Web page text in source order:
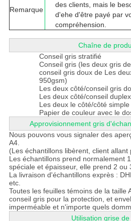
Remarque
des clients, mais le
d'ehe d'être payé par
compréhension.
Chaîne de
Conseil gris stratifié
Conseil gris (les deux gris
conseil gris doux de Les
950gsm)
Les deux côté/conseil gris
Les deux côté/conseil
Les deux le côté/côté
Papier de couleur avec le
Approvisionnement gris
Nous pouvons vous signaler des
A4.
(Les échantillons libèrent, client
Les échantillons prend normalement
spéciale et épaisseur, elle prend 2 ou
La livraison d'échantillons exprès :
etc.
Toutes les feuilles témoins de la taille
conseil gris pour la protection, et
imperméable et n'importe quels
Utilisation grise